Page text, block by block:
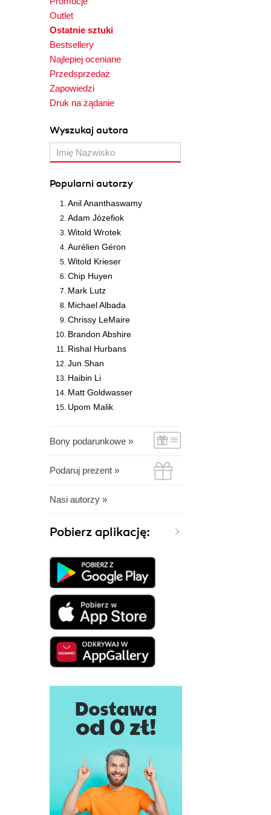
Outlet
Ostatnie sztuki
Bestsellery
Najlepiej oceniane
Przedsprzedaż
Zapowiedzi
Druk na żądanie
Wyszukaj autora
Popularni autorzy
Anil Ananthaswamy
Adam Józefiok
Witold Wrotek
Aurélien Géron
Witold Krieser
Chip Huyen
Mark Lutz
Michael Albada
Chrissy LeMaire
Brandon Abshire
Rishal Hurbans
Jun Shan
Haibin Li
Matt Goldwasser
Upom Malik
Bony podarunkowe »
Podaruj prezent »
Nasi autorzy »
Pobierz aplikację: